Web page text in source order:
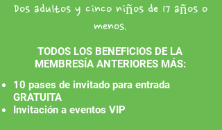
Dos adultos y cinco niños de 17 años o
menos.
TODOS LOS BENEFICIOS DE LA
MEMBRESÍA ANTERIORES MÁS:
10 pases de invitado para entrada
GRATUITA
Invitación a eventos VIP